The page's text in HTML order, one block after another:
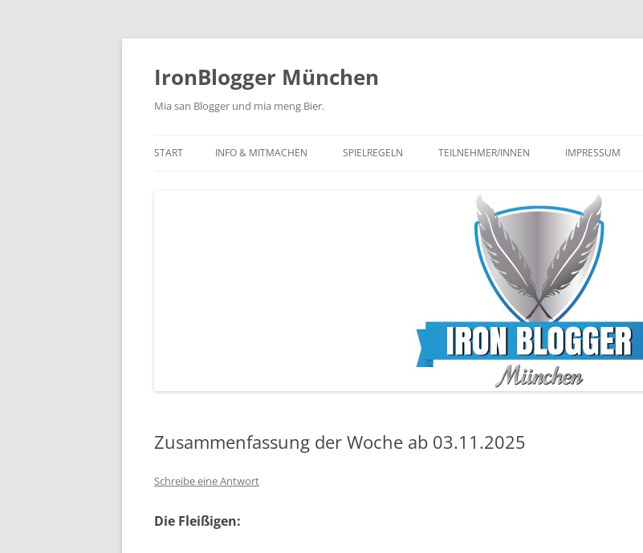
Zum
IronBlogger München
Mia san Blogger und mia meng Bier.
START INFO & MITMACHEN SPIELREGELN TEILNEHMER/INNEN IMPRESSUM
Zusammenfassung der Woche ab 03.11.2025
Schreibe eine Antwort
Die Fleißigen: